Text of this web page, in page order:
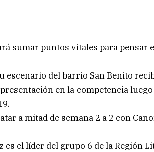
sumar puntos vitales para pensar
escenario del barrio San Benito
en la competencia
a mitad de semana 2 a 2 con
es el líder del grupo 6 de la Región